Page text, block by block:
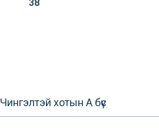
38
Чингэлтэй хотын А бүс